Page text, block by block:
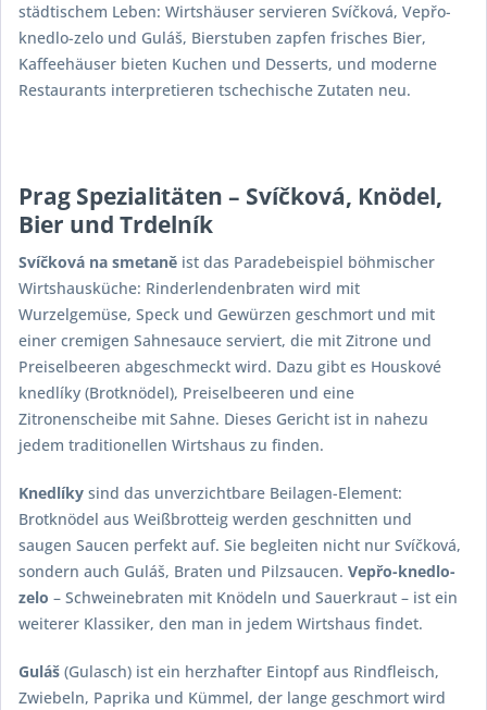
städtischem Leben: Wirtshäuser servieren Svíčková, Vepřo-
knedlo-zelo und Guláš, Bierstuben zapfen frisches Bier,
Kaffeehäuser bieten Kuchen und Desserts, und moderne
Restaurants interpretieren tschechische Zutaten neu.
Prag Spezialitäten – Svíčková, Knödel,
Bier und Trdelník
Svíčková na smetaně ist das Paradebeispiel böhmischer
Wirtshausküche: Rinderlendenbraten wird mit
Wurzelgemüse, Speck und Gewürzen geschmort und mit
einer cremigen Sahnesauce serviert, die mit Zitrone und
Preiselbeeren abgeschmeckt wird. Dazu gibt es Houskové
knedlíky (Brotknödel), Preiselbeeren und eine
Zitronenscheibe mit Sahne. Dieses Gericht ist in nahezu
jedem traditionellen Wirtshaus zu finden.
Knedlíky sind das unverzichtbare Beilagen-Element:
Brotknödel aus Weißbrotteig werden geschnitten und
saugen Saucen perfekt auf. Sie begleiten nicht nur Svíčková,
sondern auch Guláš, Braten und Pilzsaucen. Vepřo-knedlo-
zelo – Schweinebraten mit Knödeln und Sauerkraut – ist ein
weiterer Klassiker, den man in jedem Wirtshaus findet.
Guláš (Gulasch) ist ein herzhafter Eintopf aus Rindfleisch,
Zwiebeln, Paprika und Kümmel, der lange geschmort wird